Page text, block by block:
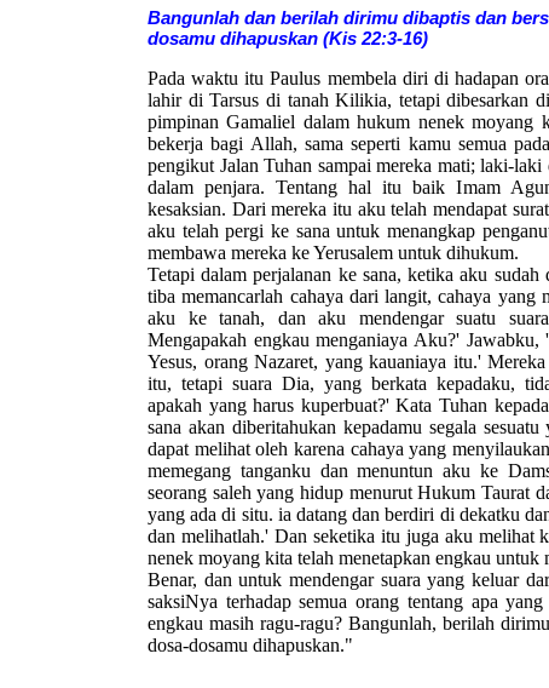
Bangunlah dan berilah dirimu dibaptis dan
dosamu dihapuskan (Kis 22:3-16)
Pada waktu itu Paulus membela diri di hadapan
lahir di Tarsus di tanah Kilikia, tetapi dibesarkan
pimpinan Gamaliel dalam hukum nenek moyang
bekerja bagi Allah, sama seperti kamu semua
pengikut Jalan Tuhan sampai mereka mati; laki-
dalam penjara. Tentang hal itu baik Imam
kesaksian. Dari mereka itu aku telah mendapat
aku telah pergi ke sana untuk menangkap
membawa mereka ke Yerusalem untuk dihukum.
Tetapi dalam perjalanan ke sana, ketika aku
tiba memancarlah cahaya dari langit, cahaya
aku ke tanah, dan aku mendengar suatu
Mengapakah engkau menganiaya Aku?'
Yesus, orang Nazaret, yang kauaniaya itu.'
itu, tetapi suara Dia, yang berkata kepadaku,
apakah yang harus kuperbuat?' Kata Tuhan
sana akan diberitahukan kepadamu segala
dapat melihat oleh karena cahaya yang
memegang tanganku dan menuntun aku ke
seorang saleh yang hidup menurut Hukum Taurat
yang ada di situ. ia datang dan berdiri di dekatku
dan melihatlah.' Dan seketika itu juga aku melihat
nenek moyang kita telah menetapkan engkau
Benar, dan untuk mendengar suara yang keluar
saksiNya terhadap semua orang tentang apa
engkau masih ragu-ragu? Bangunlah, berilah
dosa-dosamu dihapuskan."